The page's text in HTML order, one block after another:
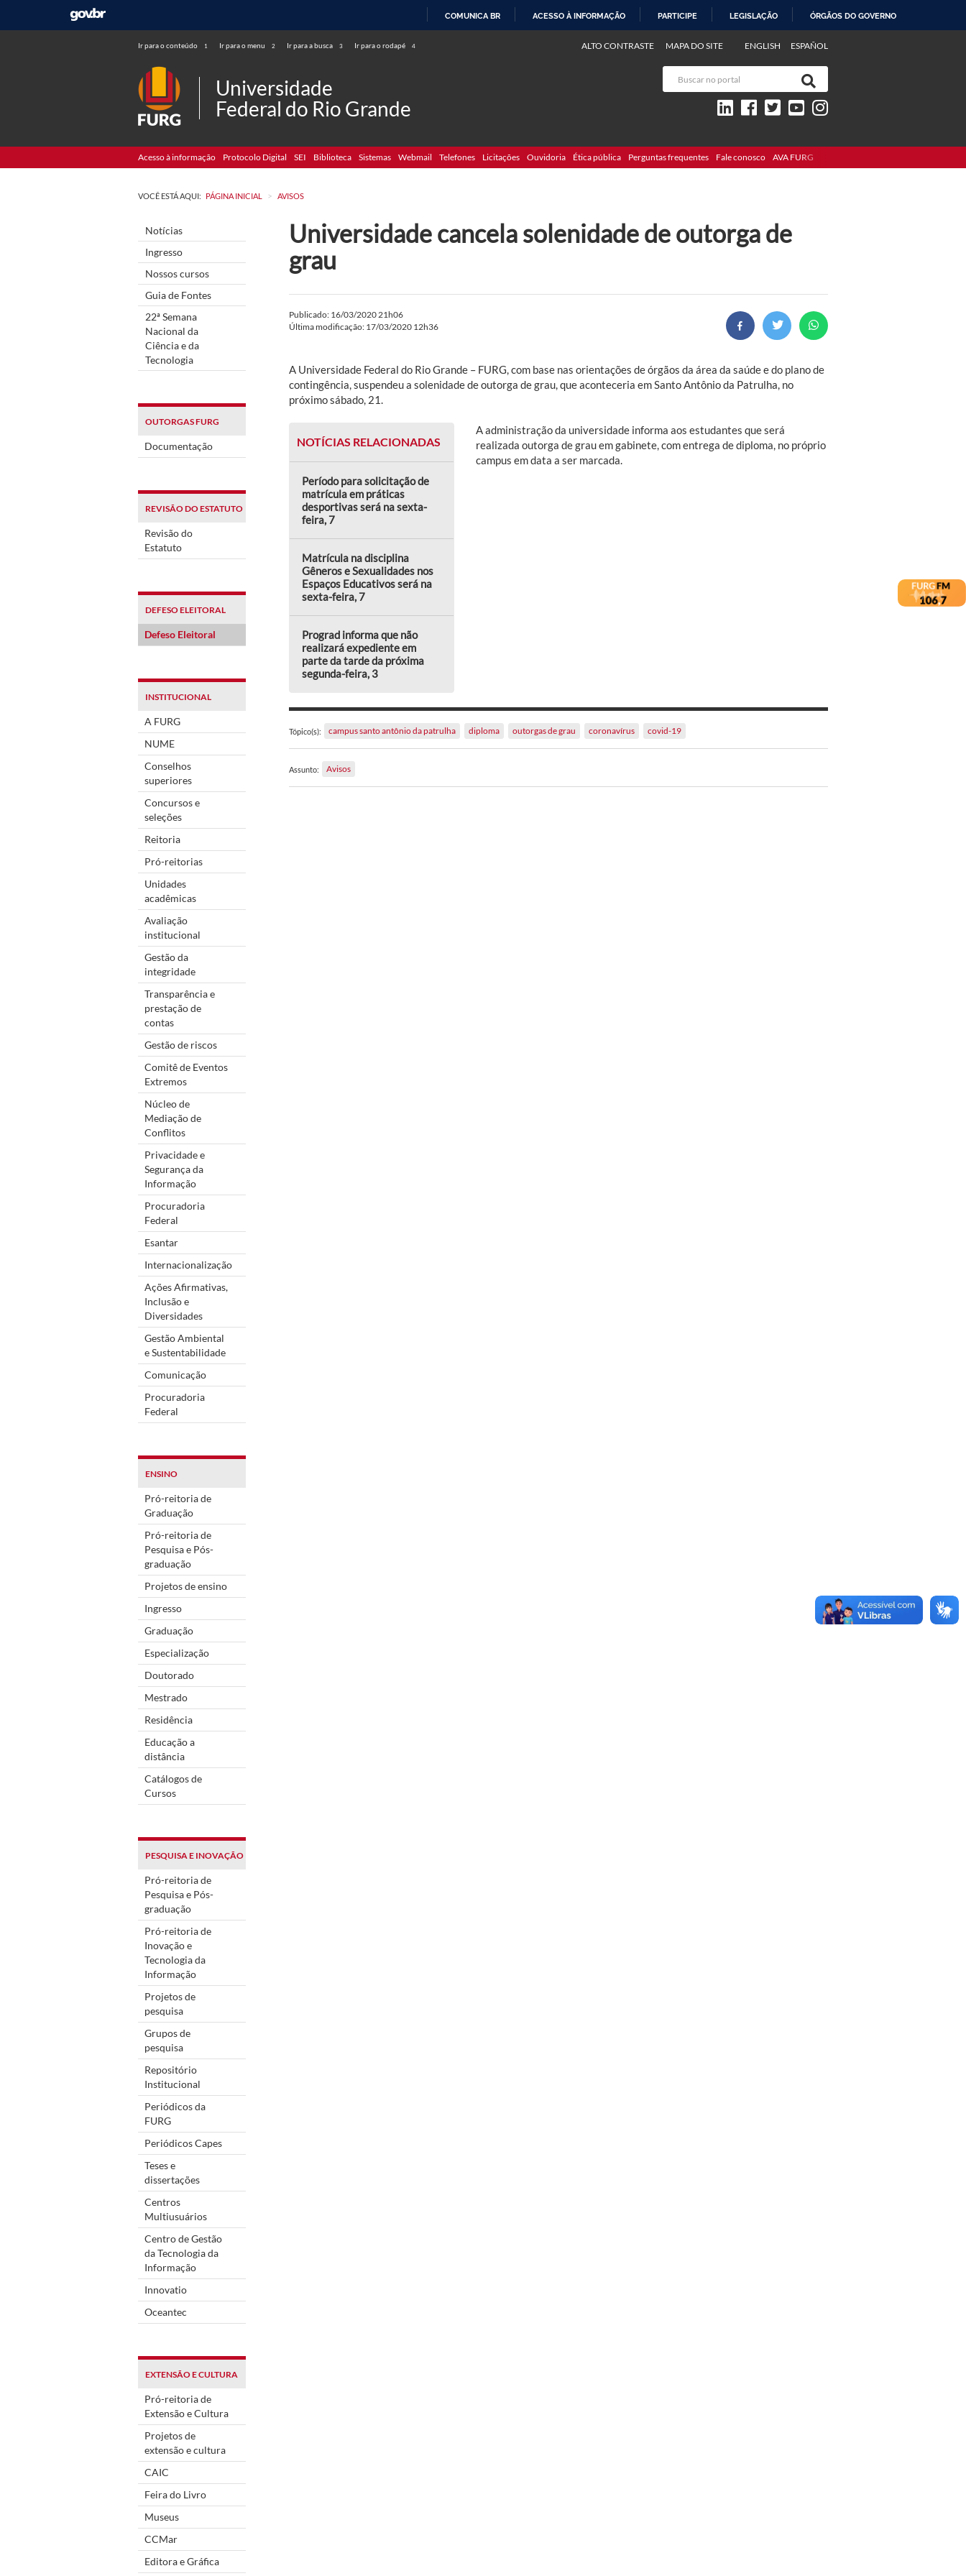
COMUNICA BR ACESSO À INFORMAÇÃO PARTICIPE LEGISLAÇÃO ÓRGÃOS DO GOVERNO
Ir para o conteúdo 1 Ir para o menu 2 Ir para a busca 3 Ir para o rodapé 4 ENGLISH ESPAÑOL
ALTO CONTRASTE MAPA DO SITE
Universidade
Federal do Rio Grande
Acesso à informação Protocolo Digital SEI Biblioteca Sistemas Webmail Telefones Licitações Ouvidoria Ética pública Perguntas frequentes Fale conosco AVA FURG
VOCÊ ESTÁ AQUI: PÁGINA INICIAL > AVISOS
Notícias
Ingresso
Nossos cursos
Guia de Fontes
22ª Semana
Nacional da
Ciência e da
Tecnologia
OUTORGAS FURG
Documentação
REVISÃO DO ESTATUTO
Revisão do
Estatuto
DEFESO ELEITORAL
Defeso Eleitoral
INSTITUCIONAL
A FURG
NUME
Conselhos
superiores
Concursos e
seleções
Reitoria
Pró-reitorias
Unidades
acadêmicas
Avaliação
institucional
Gestão da
integridade
Transparência e
prestação de
contas
Gestão de riscos
Comitê de Eventos
Extremos
Núcleo de
Mediação de
Conflitos
Privacidade e
Segurança da
Informação
Procuradoria
Federal
Esantar
Internacionalização
Ações Afirmativas,
Inclusão e
Diversidades
Gestão Ambiental
e Sustentabilidade
Comunicação
Procuradoria
Federal
ENSINO
Pró-reitoria de
Graduação
Pró-reitoria de
Pesquisa e Pós-
graduação
Projetos de ensino
Ingresso
Graduação
Especialização
Doutorado
Mestrado
Residência
Educação a
distância
Catálogos de
Cursos
PESQUISA E INOVAÇÃO
Pró-reitoria de
Pesquisa e Pós-
graduação
Pró-reitoria de
Inovação e
Tecnologia da
Informação
Projetos de
pesquisa
Grupos de
pesquisa
Repositório
Institucional
Periódicos da
FURG
Periódicos Capes
Teses e
dissertações
Centros
Multiusuários
Centro de Gestão
da Tecnologia da
Informação
Innovatio
Oceantec
EXTENSÃO E CULTURA
Pró-reitoria de
Extensão e Cultura
Projetos de
extensão e cultura
CAIC
Feira do Livro
Museus
CCMar
Editora e Gráfica
Universidade cancela solenidade de outorga de
grau
Publicado: 16/03/2020 21h06
Última modificação: 17/03/2020 12h36
A Universidade Federal do Rio Grande – FURG, com base nas orientações de órgãos da área da saúde e do plano de
contingência, suspendeu a solenidade de outorga de grau, que aconteceria em Santo Antônio da Patrulha, no
próximo sábado, 21.
NOTÍCIAS RELACIONADAS
Período para solicitação de
matrícula em práticas
desportivas será na sexta-
feira, 7
Matrícula na disciplina
Gêneros e Sexualidades nos
Espaços Educativos será na
sexta-feira, 7
Prograd informa que não
realizará expediente em
parte da tarde da próxima
segunda-feira, 3
A administração da universidade informa aos estudantes que será
realizada outorga de grau em gabinete, com entrega de diploma, no próprio
campus em data a ser marcada.
Tópico(s): campus santo antônio da patrulha diploma outorgas de grau coronavírus covid-19
Assunto: Avisos